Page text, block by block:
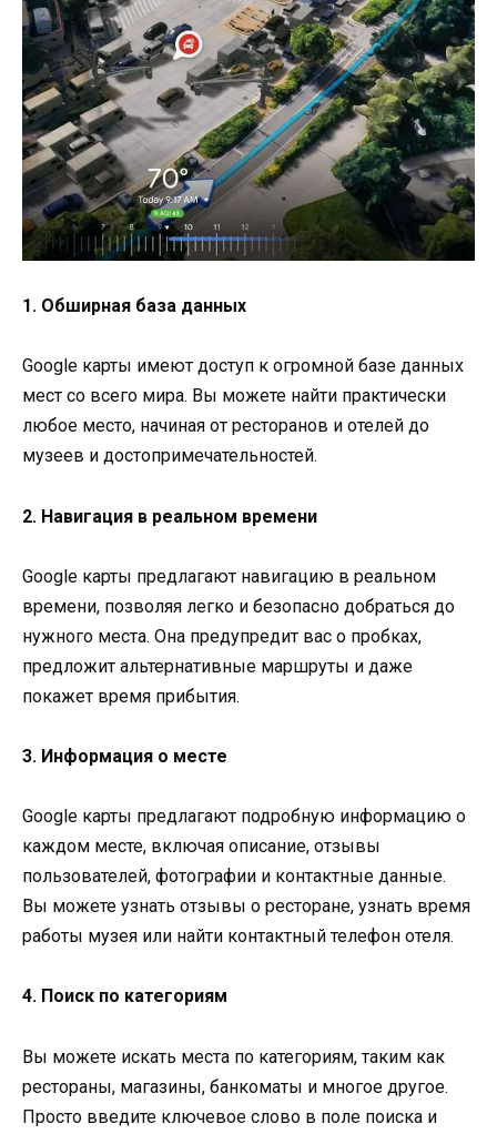
1. Обширная база данных
Google карты имеют доступ к огромной базе данных
мест со всего мира. Вы можете найти практически
любое место, начиная от ресторанов и отелей до
музеев и достопримечательностей.
2. Навигация в реальном времени
Google карты предлагают навигацию в реальном
времени, позволяя легко и безопасно добраться до
нужного места. Она предупредит вас о пробках,
предложит альтернативные маршруты и даже
покажет время прибытия.
3. Информация о месте
Google карты предлагают подробную информацию о
каждом месте, включая описание, отзывы
пользователей, фотографии и контактные данные.
Вы можете узнать отзывы о ресторане, узнать время
работы музея или найти контактный телефон отеля.
4. Поиск по категориям
Вы можете искать места по категориям, таким как
рестораны, магазины, банкоматы и многое другое.
Просто введите ключевое слово в поле поиска и